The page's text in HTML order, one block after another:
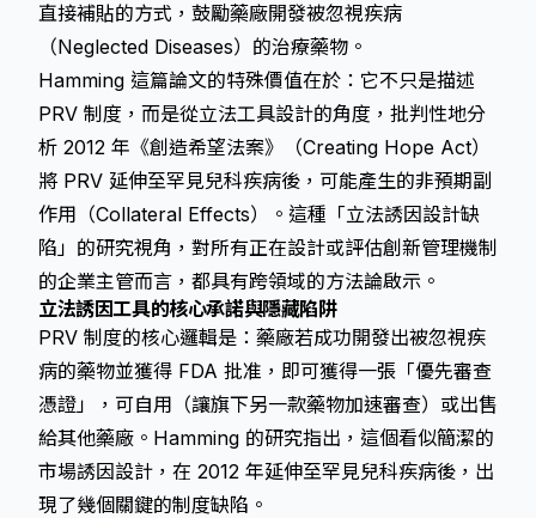
直接補貼的方式，鼓勵藥廠開發被忽視疾病
（Neglected Diseases）的治療藥物。
Hamming 這篇論文的特殊價值在於：它不只是描述
PRV 制度，而是從立法工具設計的角度，批判性地分
析 2012 年《創造希望法案》（Creating Hope Act）
將 PRV 延伸至罕見兒科疾病後，可能產生的非預期副
作用（Collateral Effects）。這種「立法誘因設計缺
陷」的研究視角，對所有正在設計或評估創新管理機制
的企業主管而言，都具有跨領域的方法論啟示。
立法誘因工具的核心承諾與隱藏陷阱
PRV 制度的核心邏輯是：藥廠若成功開發出被忽視疾
病的藥物並獲得 FDA 批准，即可獲得一張「優先審查
憑證」，可自用（讓旗下另一款藥物加速審查）或出售
給其他藥廠。Hamming 的研究指出，這個看似簡潔的
市場誘因設計，在 2012 年延伸至罕見兒科疾病後，出
現了幾個關鍵的制度缺陷。